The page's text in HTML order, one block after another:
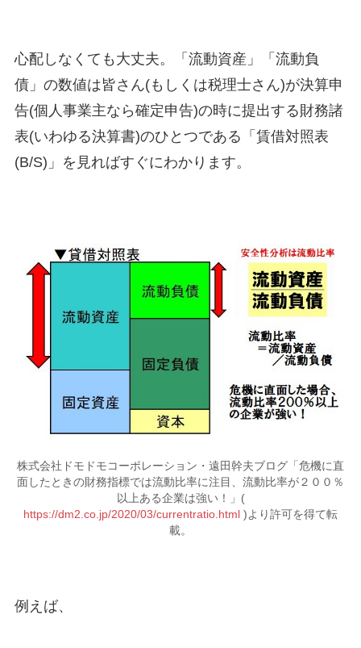
心配しなくても大丈夫。「流動資産」「流動負
債」の数値は皆さん(もしくは税理士さん)が決算申
告(個人事業主なら確定申告)の時に提出する財務諸
表(いわゆる決算書)のひとつである「賃借対照表
(B/S)」を見ればすぐにわかります。
株式会社ドモドモコーポレーション・遠田幹夫ブログ「危機に直
面したときの財務指標では流動比率に注目、流動比率が２００％
以上ある企業は強い！」(
https://dm2.co.jp/2020/03/currentratio.html )より許可を得て転
載。
例えば、